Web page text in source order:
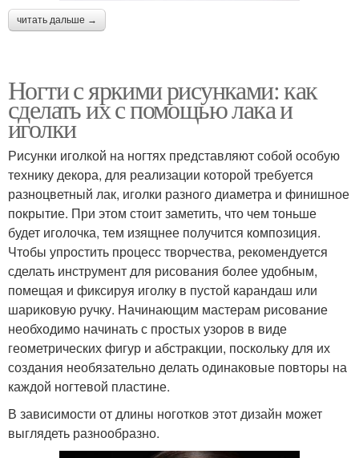
читать дальше →
Ногти с яркими рисунками: как
сделать их с помощью лака и
иголки
Рисунки иголкой на ногтях представляют собой особую
технику декора, для реализации которой требуется
разноцветный лак, иголки разного диаметра и финишное
покрытие. При этом стоит заметить, что чем тоньше
будет иголочка, тем изящнее получится композиция.
Чтобы упростить процесс творчества, рекомендуется
сделать инструмент для рисования более удобным,
помещая и фиксируя иголку в пустой карандаш или
шариковую ручку. Начинающим мастерам рисование
необходимо начинать с простых узоров в виде
геометрических фигур и абстракции, поскольку для их
создания необязательно делать одинаковые повторы на
каждой ногтевой пластине.
В зависимости от длины ноготков этот дизайн может
выглядеть разнообразно.